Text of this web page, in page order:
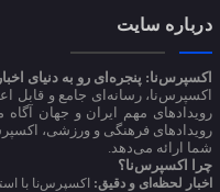
درباره سایت
اکسپرس‌نا: پنجره‌ای رو به دنیای اخبار
اکسپرس‌نا، رسانه‌ای جامع و قابل
رویدادهای مهم ایران و جهان
رویدادهای فرهنگی و ورزشی،
شما ارائه می‌دهد.
چرا اکسپرس‌نا؟
اخبار لحظه‌ای و دقیق: اکسپرس‌نا با